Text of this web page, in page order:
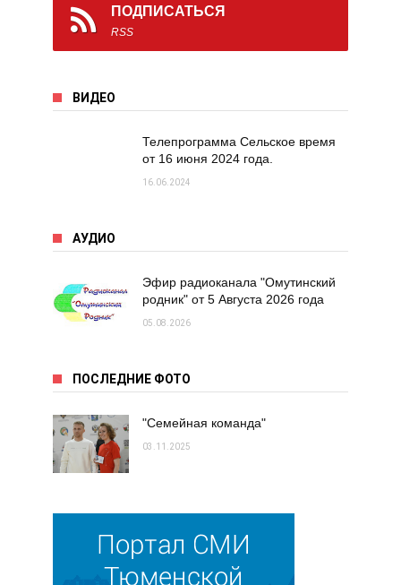
ПОДПИСАТЬСЯ
RSS
ВИДЕО
Телепрограмма Сельское время
от 16 июня 2024 года.
16.06.2024
АУДИО
Эфир радиоканала "Омутинский
родник" от 5 Августа 2026 года
05.08.2026
ПОСЛЕДНИЕ ФОТО
"Семейная команда"
03.11.2025